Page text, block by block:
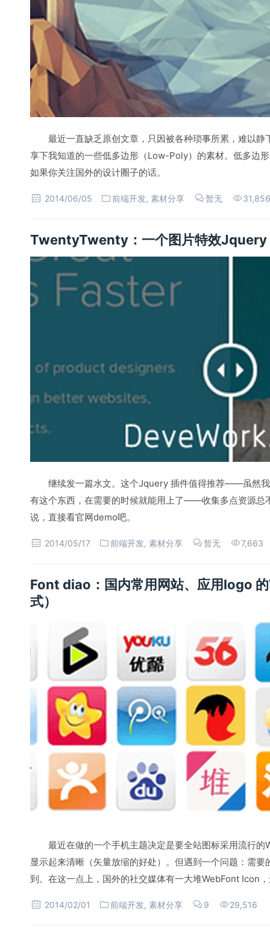
最近一直缺乏原创文章，只因被各种琐事所累，难以
享下我知道的一些低多边形（Low-Poly）的素材。低多
如果你关注国外的设计圈子的话。
2014/06/05 前端开发,素材分享 暂无
TwentyTwenty：一个图片特效Jquery
继续发一篇水文。这个Jquery 插件值得推荐——虽然
有这个东西，在需要的时候就能用上了——收集多点资源总
说，直接看官网demo吧。
2014/05/17 前端开发,素材分享 暂无 7,663
Font diao：国内常用网站、应用logo
式）
最近在做的一个手机主题决定是要全站图标采用流行
显示起来清晰（矢量放缩的好处）。但遇到一个问题：需
到。在这一点上，国外的社交媒体有一大堆WebFont Icon
2014/02/01 前端开发,素材分享 9 29,516